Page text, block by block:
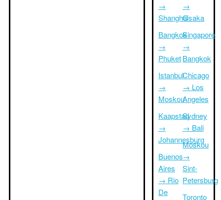
→
Shanghai
Bangkok
→
Phuket
Istanbul
→
Moskou
Kaapstad
→
Johannesburg
Buenos
Aires
→ Rio
De
→
Osaka
Singapore
→
Bangkok
Chicago
→ Los
Angeles
Sydney
→ Bali
Moskou
→
Sint-
Petersburg
Toronto